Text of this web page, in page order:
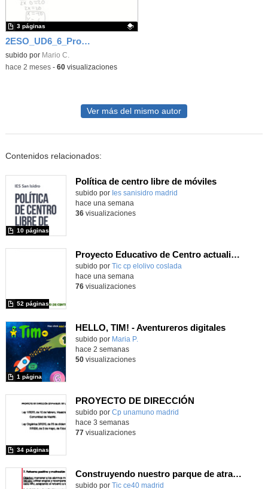
2ESO_UD6_6_Problemas de sistemas
Contenido educativo.
subido por Mario C.
3 páginas
-hace 2 meses- 60visualizaciones
Ver más del mismo autor
Contenidos relacionados:
Política de centro libre de móviles
subido por Ies sanisidro madrid
10 páginas
hace una semana
36visualizaciones
Proyecto Educativo de Centro actualizado 2026
subido por Tic cp elolivo coslada
52 páginas
hace una semana
76visualizaciones
HELLO, TIM! - Aventureros digitales
Contenido educativo.
subido por Maria P.
1 página
hace 2 semanas
50visualizaciones
PROYECTO DE DIRECCIÓN
Contenido educativo.
subido por Cp unamuno madrid
34 páginas
hace 3 semanas
77visualizaciones
Construyendo nuestro parque de atracciones
subido por Tic ce40 madrid